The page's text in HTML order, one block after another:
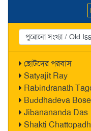
ছোটদের পরবাস
Satyajit Ray
Rabindranath
Buddhadeva Bose
Jibanananda Das
Shakti